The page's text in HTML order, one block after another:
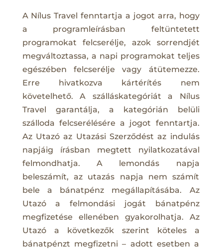
A Nílus Travel fenntartja a jogot arra, hogy
a programleírásban feltüntetett
programokat felcserélje, azok sorrendjét
megváltoztassa, a napi programokat teljes
egészében felcserélje vagy átütemezze.
Erre hivatkozva kártérítés nem
követelhető. A szálláskategóriát a Nílus
Travel garantálja, a kategórián belüli
szálloda felcserélésére a jogot fenntartja.
Az Utazó az Utazási Szerződést az indulás
napjáig írásban megtett nyilatkozatával
felmondhatja. A lemondás napja
beleszámít, az utazás napja nem számít
bele a bánatpénz megállapításába. Az
Utazó a felmondási jogát bánatpénz
megfizetése ellenében gyakorolhatja. Az
Utazó a következők szerint köteles a
bánatpénzt megfizetni – adott esetben a